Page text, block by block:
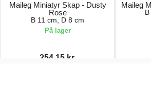
Maileg Miniatyr Skap - Dusty
Rose
B 11 cm, D 8 cm
På lager
254,15 kr.
Maileg